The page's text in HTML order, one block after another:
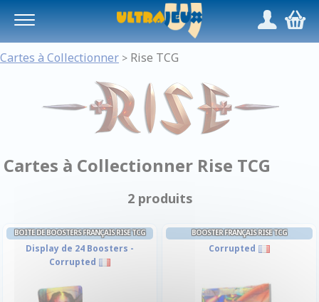
/,
Cartes à Collectionner > Rise TCG
Cartes à Collectionner Rise TCG
2 produits
BOITE DE BOOSTERS FRANÇAIS RISE TCG
Display de 24 Boosters -
Corrupted
BOOSTER FRANÇAIS RISE TCG
Corrupted